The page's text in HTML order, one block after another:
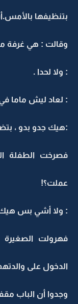
بتنظيفها
وقالت : هي غرفة
: ولا لحدا .
: لعاد ليش ماما
:هيك جدو بدو ،
فصرخت الطفلة
عملت؟!
: ولا أشي بس هيك
فهرولت
الدخول على
وجدوا أن الباب